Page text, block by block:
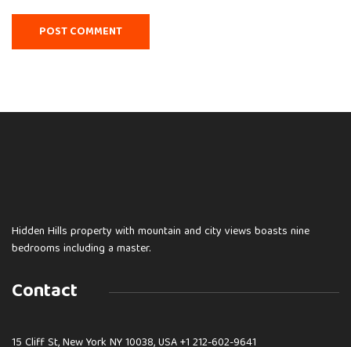
Hidden Hills property with mountain and city views boasts nine
bedrooms including a master.
Contact
15 Cliff St, New York NY 10038, USA+1 212-602-9641